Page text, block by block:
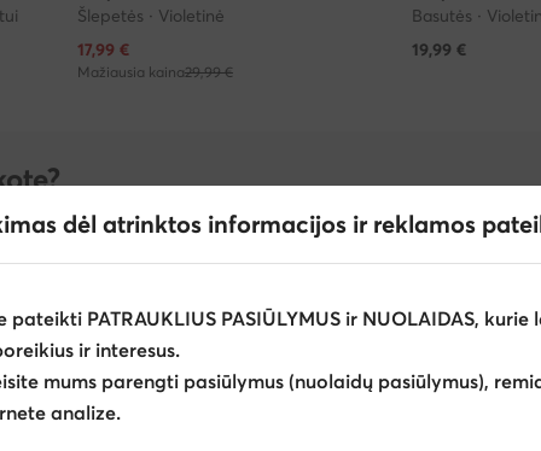
Šlepetės · Violetinė
Dabartinė kaina
17,99 €
Mažiausia kaina29,99 €
Basutės ·
19,99 €
pasirinkto dydžio produktus.
dėl atrinktos informacijos ir reklamos
pateikti PATRAUKLIUS PASIŪLYMUS ir NUOLAIDAS, kurie
ir interesus.
mums parengti pasiūlymus (nuolaidų pasiūlymus),
analize.